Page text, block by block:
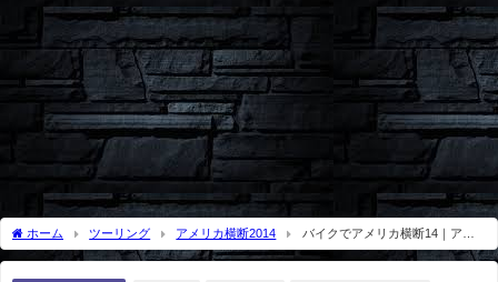
ホーム ツーリング アメリカ横断2014
バイクでアメリカ横断14｜アリ
ゾナ州OK牧場で西部劇の気分